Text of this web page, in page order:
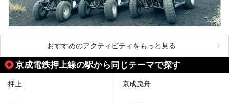
おすすめのアクティビティをもっと見る
京成電鉄押上線の駅から同じテーマで探す
押上 京成曳舟